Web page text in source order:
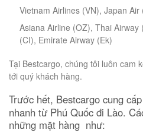
Vietnam Airlines (VN), Japan Air
Asiana Airline (OZ), Thai
(CI), Emirate Airway (Ek)
Tại Bestcargo, chúng tôi luôn cam
tới quý khách hàng.
Trước hết, Bestcargo cung
nhanh từ Phú Quốc đi Lào.
những mặt hàng như: